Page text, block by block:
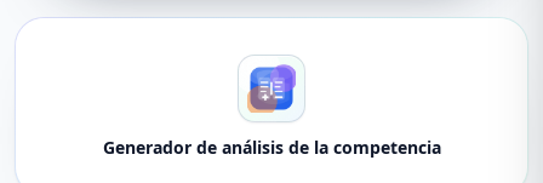
Generador de análisis de la competencia